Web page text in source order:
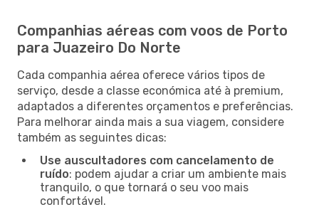
Companhias aéreas com voos de Porto
para Juazeiro Do Norte
Cada companhia aérea oferece vários tipos de
serviço, desde a classe económica até à premium,
adaptados a diferentes orçamentos e preferências.
Para melhorar ainda mais a sua viagem, considere
também as seguintes dicas:
Use auscultadores com cancelamento de
ruído: podem ajudar a criar um ambiente mais
tranquilo, o que tornará o seu voo mais
confortável.